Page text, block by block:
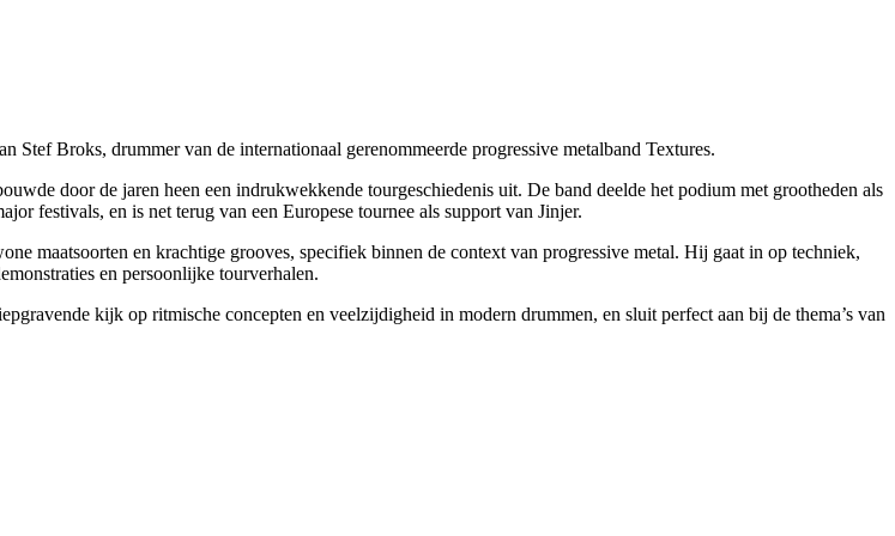
Broks, drummer van de internationaal gerenommeerde progressive metalband Textures.
door de jaren heen een indrukwekkende tourgeschiedenis uit. De band deelde het podium met grootheden als
festivals, en is net terug van een Europese tournee als support van Jinjer.
maatsoorten en krachtige grooves, specifiek binnen de context van progressive metal. Hij gaat in op techniek,
en persoonlijke tourverhalen.
kijk op ritmische concepten en veelzijdigheid in modern drummen, en sluit perfect aan bij de thema’s van